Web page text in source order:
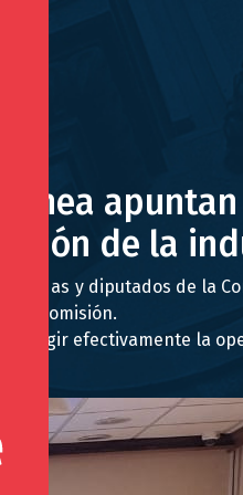
línea
de la
y diputados de la
la Comisión.
efectivamente la